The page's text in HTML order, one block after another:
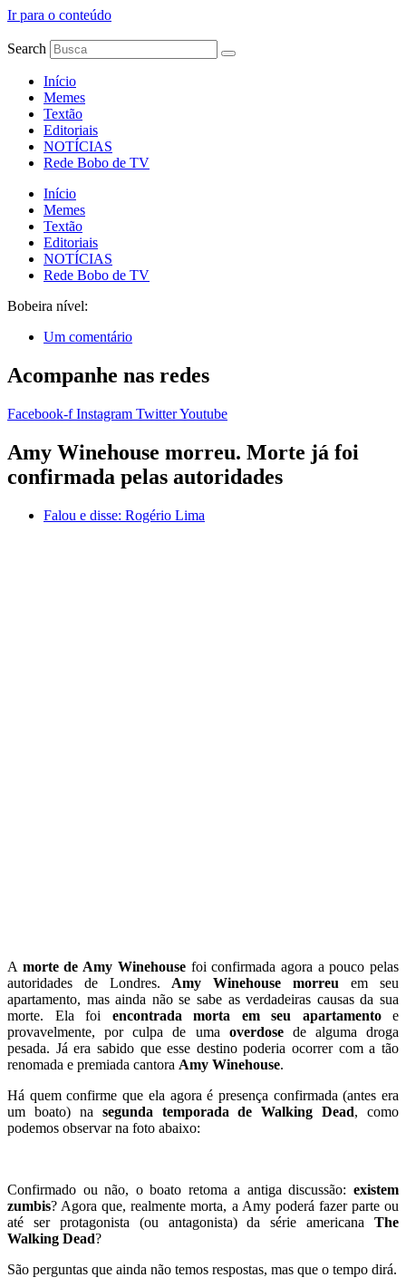
Ir para o conteúdo
Search
Início
Memes
Textão
Editoriais
NOTÍCIAS
Rede Bobo de TV
Início
Memes
Textão
Editoriais
NOTÍCIAS
Rede Bobo de TV
Bobeira nível:
Um comentário
Acompanhe nas redes
Facebook-f Instagram TwitterYoutube
Amy Winehouse morreu. Morte já foi
confirmada pelas autoridades
Falou e disse: Rogério Lima
A morte de Amy Winehousefoi confirmada agora a pouco pelas
autoridades de Londres. Amy Winehouse morreu em seu
apartamento, mas ainda não se sabe as verdadeiras causas da sua
morte. Ela foi encontrada morta em seu apartamentoe
provavelmente, por culpa de uma overdosede alguma droga
pesada. Já era sabido que esse destino poderia ocorrer com a tão
renomada e premiada cantora Amy Winehouse.
Há quem confirme que ela agora é presença confirmada (antes era
um boato) na segunda temporada de Walking Dead, como
podemos observar na foto abaixo:
Confirmado ou não, o boato retoma a antiga discussão: existem
zumbis? Agora que, realmente morta, a Amy poderá fazer parte ou
até ser protagonista (ou antagonista) da série americana The
Walking Dead?
São perguntas que ainda não temos respostas, mas que o tempo dirá.